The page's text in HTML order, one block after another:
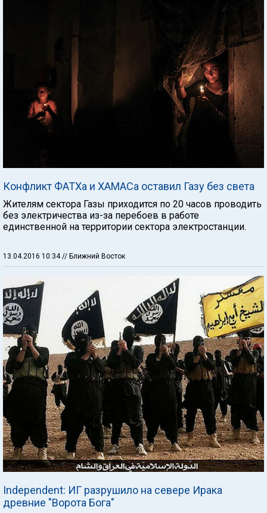
Конфликт ФАТХа и ХАМАСа оставил Газу без света
Жителям сектора Газы приходится по 20 часов проводить
без электричества из-за перебоев в работе
единственной на территории сектора электростанции.
13.04.2016 10:34// Ближний Восток
Independent: ИГ разрушило на севере Ирака
древние "Ворота Бога"